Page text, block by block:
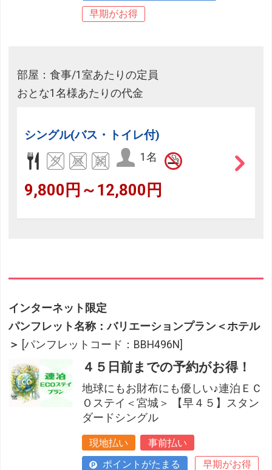
早期がお得
部屋：食事/1室あたりの定員
おとな1名様あたりの代金
シングル(バス・トイレ付)
1名
9,800円～12,800円
インターネット限定
パンフレット名称：バリエーションプラン＜ホテル
＞ [パンフレットコード：BBH496N]
４５日前までの予約がお得！
地球にもお財布にも優しい♪連泊ＥＣ
Ｏステイ＜宮城＞ 【早４５】スタン
ダードシングル
現地払い
事前払い
ポイントがたまる
早期がお得